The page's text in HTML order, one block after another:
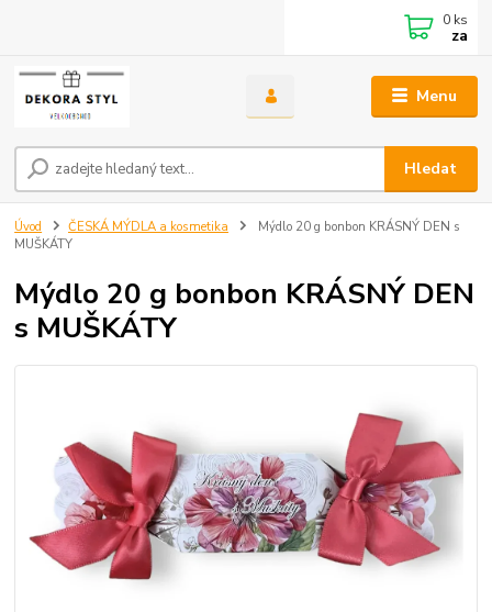
Menu
Hledat
0 ks
za
Úvod ČESKÁ MÝDLA a kosmetika
Mýdlo 20 g bonbon KRÁSNÝ DEN s
MUŠKÁTY
Mýdlo 20 g bonbon KRÁSNÝ DEN
s MUŠKÁTY